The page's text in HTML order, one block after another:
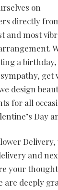
on
directly
and most
a
get
design
for all
Day
Delivery,
and
your
are deeply